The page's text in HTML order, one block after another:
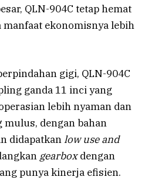
QLN-904C tetap hemat
manfaat ekonomisnya lebih
gigi, QLN-904C
ganda 11 inci yang
lebih nyaman dan
dengan bahan
didapatkanlow use and
gearboxdengan
punya kinerja efisien.